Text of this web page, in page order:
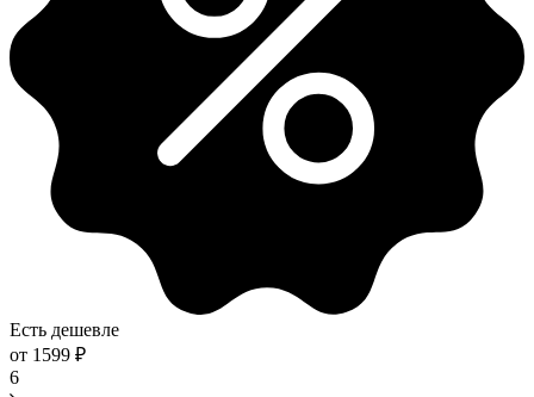
Есть дешевле
от 1599 ₽
6